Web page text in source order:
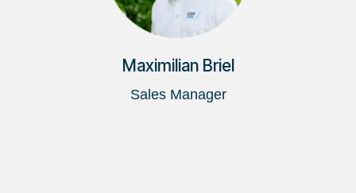
Maximilian Briel
Sales Manager